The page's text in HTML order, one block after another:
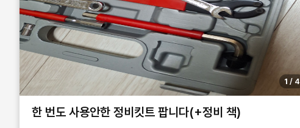
1 / 4
한 번도 사용안한 정비킷트 팝니다(+정비 책)